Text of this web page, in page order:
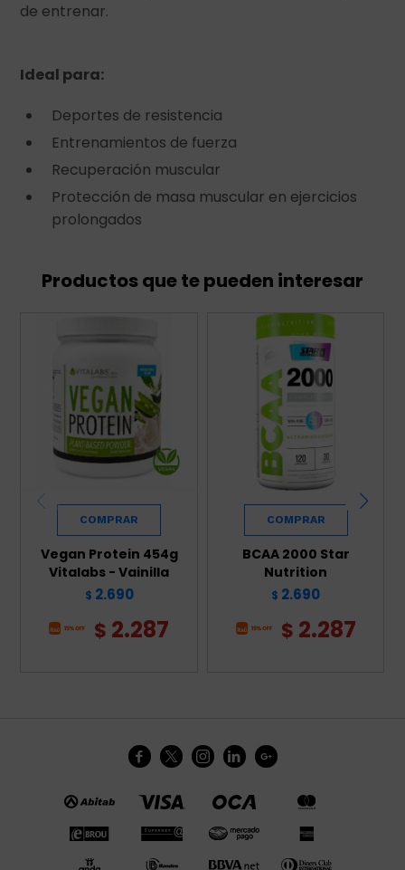
de entrenar.
Ideal para:
Deportes de resistencia
Entrenamientos de fuerza
Recuperación muscular
Protección de masa muscular en ejercicios
prolongados
Productos que te pueden interesar
Vegan Protein 454g
Vitalabs - Vainilla
$ 2.690
$ 2.287
BCAA 2000 Star
Nutrition
$ 2.690
$ 2.287
    